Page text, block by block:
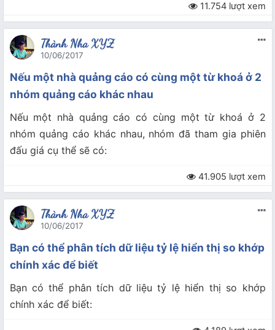
11.754 lượt xem
Thành Nha XYZ
10/06/2017
Nếu một nhà quảng cáo có cùng một từ khoá ở 2
nhóm quảng cáo khác nhau
Nếu một nhà quảng cáo có cùng một từ khoá ở 2
nhóm quảng cáo khác nhau, nhóm đã tham gia phiên
đấu giá cụ thể sẽ có:
41.905 lượt xem
Thành Nha XYZ
10/06/2017
Bạn có thể phân tích dữ liệu tỷ lệ hiển thị so khớp
chính xác để biết
Bạn có thể phân tích dữ liệu tỷ lệ hiển thị so khớp
chính xác để biết: